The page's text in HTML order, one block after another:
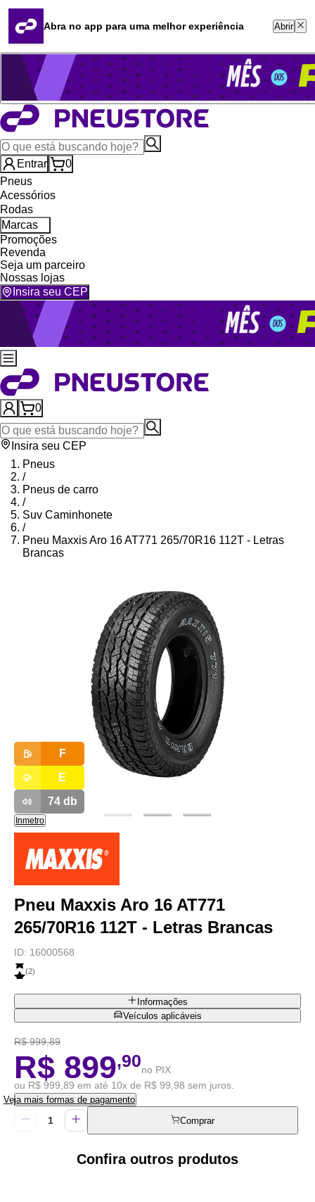
Quero revender
Blog
Whatsapp (16) 99764-8401
Televendas (47) 3046-2551
Entrar
0
Pneus
Acessórios
Rodas
Marcas
Promoções
Revenda
Seja um parceiro
Nossas lojas
Insira seu CEP
0
Insira seu CEP
Pneus
/
Pneus de carro
/
Suv Caminhonete
/
Pneu Maxxis Aro 16 AT771 265/70R16 112T - Letras
Brancas
F
E
74db
Inmetro
Pneu Maxxis Aro 16 AT771
265/70R16 112T - Letras Brancas
ID: 16000568
(2)
Informações
Veículos aplicáveis
R$ 999,89
R$ 899,90no PIX
ou R$ 999,89 em até 10x de R$ 99,98 sem juros.
Veja mais formas de pagamento
Comprar
Confira outros produtos
Abra no app para uma melhor experiência Abrir